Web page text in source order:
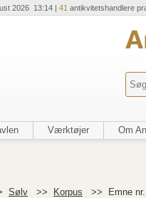
2026 13:14 | 41 antikvitetshandlere
Værktøjer Om
Sølv >> Korpus >> Emne